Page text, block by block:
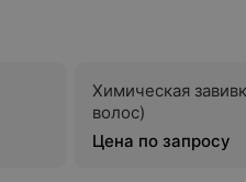
Химическая
волос)
Цена по запросу